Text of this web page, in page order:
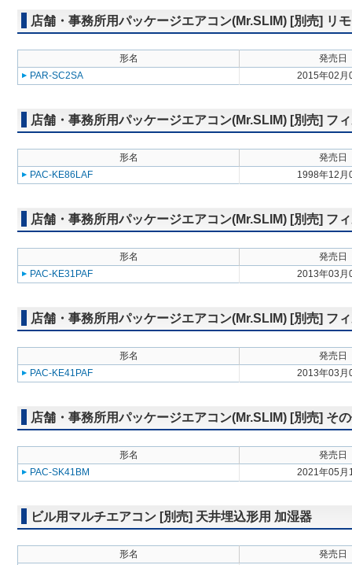
店舗・事務所用パッケージエアコン(Mr.SLIM) [別売] リ
形名
発売日
PAR-SC2SA
2015年02月
店舗・事務所用パッケージエアコン(Mr.SLIM) [別売] フ
形名
発売日
PAC-KE86LAF
1998年12月
店舗・事務所用パッケージエアコン(Mr.SLIM) [別売] フ
形名
発売日
PAC-KE31PAF
2013年03月
店舗・事務所用パッケージエアコン(Mr.SLIM) [別売] フ
形名
発売日
PAC-KE41PAF
2013年03月
店舗・事務所用パッケージエアコン(Mr.SLIM) [別売] そ
形名
発売日
PAC-SK41BM
2021年05月
ビル用マルチエアコン [別売] 天井埋込形用 加湿器
形名
発売日